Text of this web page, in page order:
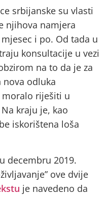
srbijanske su vlasti
njihova namjera
i po. Od tada u
konsultacije u vezi
na to da je za
nova odluka
moralo riješiti u
kraju je, kao
iskorištena loša
decembru 2019.
ove dvije
je navedeno da